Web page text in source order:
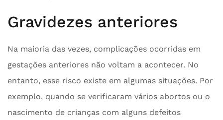
Gravidezes anteriores
Na maioria das vezes, complicações ocorridas em
gestações anteriores não voltam a acontecer. No
entanto, esse risco existe em algumas situações. Por
exemplo, quando se verificaram vários abortos ou o
nascimento de crianças com alguns defeitos